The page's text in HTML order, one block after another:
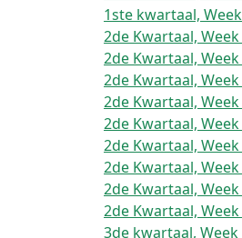
1ste kwartaal,
2de Kwartaal,
2de Kwartaal,
2de Kwartaal,
2de Kwartaal,
2de Kwartaal,
2de Kwartaal,
2de Kwartaal,
2de Kwartaal,
2de Kwartaal,
3de kwartaal,